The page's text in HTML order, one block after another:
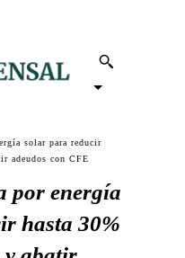
solar para reducir
adeudos con CFE
por energía
hasta 30%